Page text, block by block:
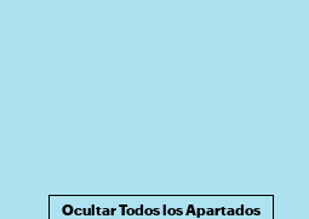
Ocultar Todos los Apartados